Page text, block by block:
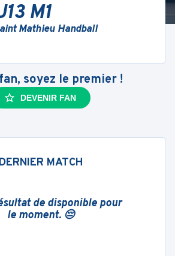
M1
Mathieu Handball
soyez le premier !
DEVENIR FAN
DERNIER MATCH
de disponible pour
le moment. 😔